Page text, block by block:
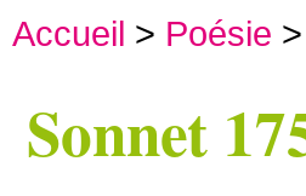
Accueil > Poésie
Sonnet